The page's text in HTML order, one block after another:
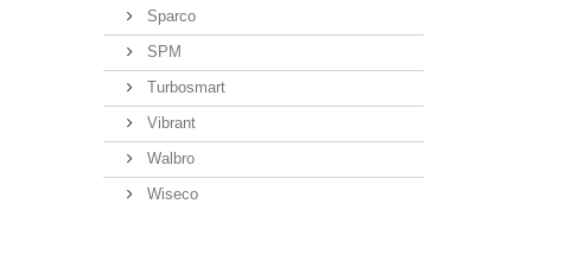
Sparco
SPM
Turbosmart
Vibrant
Walbro
Wiseco